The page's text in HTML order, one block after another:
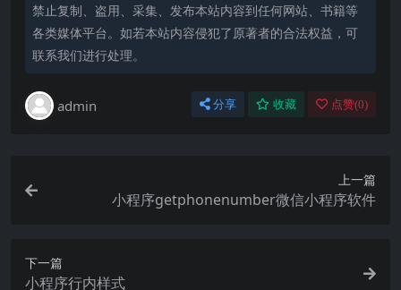
禁止复制、盗用、采集、发布本站内容到任何网站、书籍等
各类媒体平台。如若本站内容侵犯了原著者的合法权益，可
联系我们进行处理。
admin 分享 收藏 点赞(0)
上一篇
小程序getphonenumber微信小程序软件
下一篇
小程序行内样式